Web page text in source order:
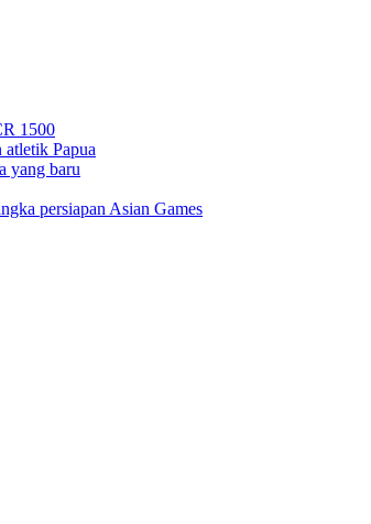
1500
Papua
yang baru
persiapan Asian Games